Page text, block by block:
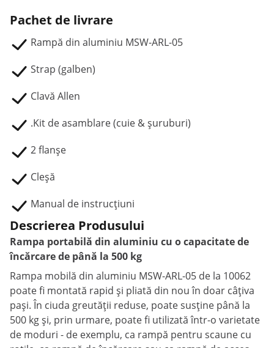
Pachet de livrare
Rampă din aluminiu MSW-ARL-05
Strap (galben)
Clavă Allen
.Kit de asamblare (cuie & șuruburi)
2 flanșe
Cleșă
Manual de instrucțiuni
Descrierea Produsului
Rampa portabilă din aluminiu cu o capacitate de
încărcare de până la 500 kg
Rampa mobilă din aluminiu MSW-ARL-05 de la 10062
poate fi montată rapid și pliată din nou în doar câțiva
pași. În ciuda greutății reduse, poate susține până la
500 kg și, prin urmare, poate fi utilizată într-o varietate
de moduri - de exemplu, ca rampă pentru scaune cu